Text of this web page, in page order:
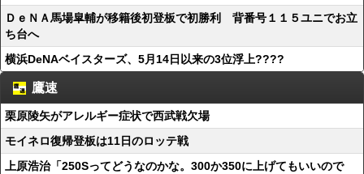
ＤｅＮＡ馬場皐輔が移籍後初登板で初勝利 背番号１１５ユニでお立
ち台へ
横浜DeNAベイスターズ、5月14日以来の3位浮上????
鷹速
栗原陵矢がアレルギー症状で西武戦欠場
モイネロ復帰登板は11日のロッテ戦
上原浩治「250Sってどうなのかな。300か350に上げてもいいので